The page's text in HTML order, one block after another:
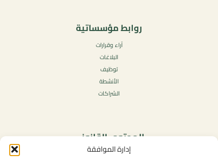
إدارة الموافقة
روابط مؤسساتية
آراء وقرارات
البلاغات
توظيف
الأنشطة
الشراكات
المحتوى القانوني
سياسة الخصوصية